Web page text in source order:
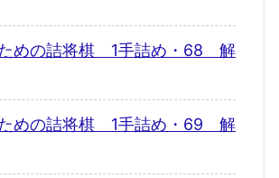
めの詰将棋 1手詰め・68 解
めの詰将棋 1手詰め・69 解